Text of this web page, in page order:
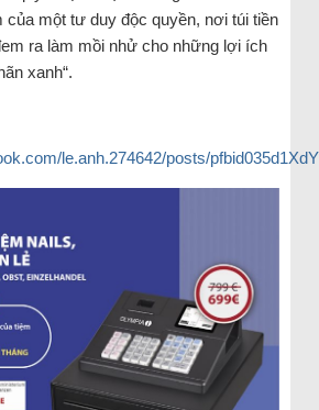
của một tư duy độc quyền, nơi túi tiền
ra làm mồi nhử cho những lợi ích
xanh“.
le.anh.274642/posts/